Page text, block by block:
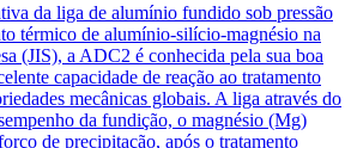
da liga de alumínio fundido sob pressão
térmico de alumínio-silício-magnésio na
(JIS), a ADC2 é conhecida pela sua boa
capacidade de reação ao tratamento
mecânicas globais. A liga através do
da fundição, o magnésio (Mg)
de precipitação, após o tratamento